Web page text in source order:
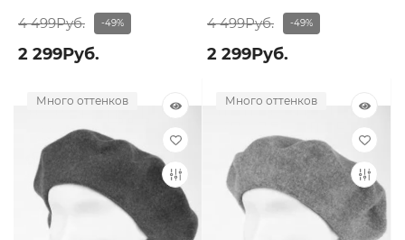
4 499Руб. -49%
2 299Руб.
4 499Руб. -49%
2 299Руб.
Много оттенков Много оттенков